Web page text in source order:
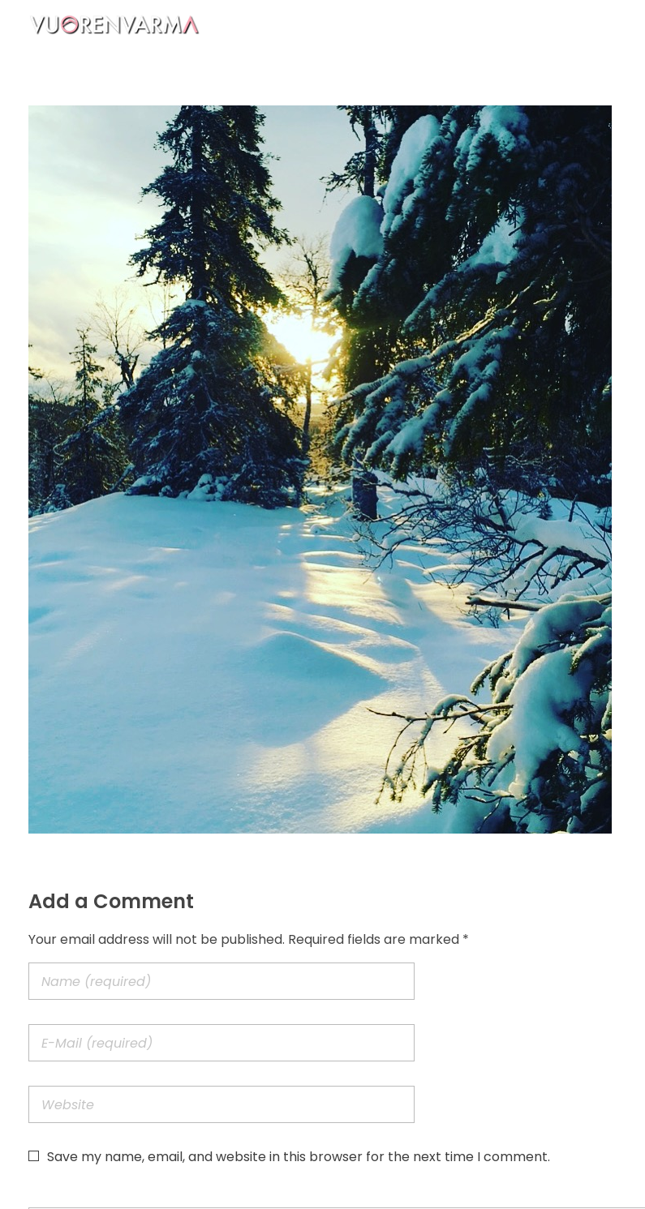
Add a Comment
Your email address will not be published. Required fields are marked *
Save my name, email, and website in this browser for the next time I comment.